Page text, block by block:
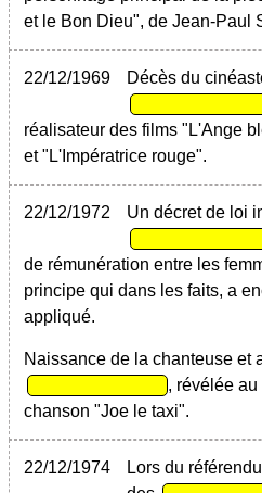
et le Bon Dieu", de Jean-Paul
22/12/1969
Décès du
réalisateur des films "L'Ange
et "L'Impératrice rouge".
22/12/1972
Un décret de loi
de rémunération entre les
principe qui dans les faits, a
appliqué.
Naissance de la chanteuse et
, révélée
chanson "Joe le taxi".
22/12/1974
Lors du